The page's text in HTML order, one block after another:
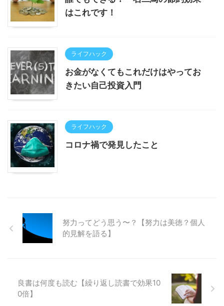
はこれです！
ライフハック
お金がなくてもこれだけはやってお
きたい自己投資入門
ライフハック
コロナ禍で発見したこと
努力ってどう思う〜？【努力は美徳？個人
的見解を語る】
良書は何度も読む【繰り返し読書で効果10
0倍】